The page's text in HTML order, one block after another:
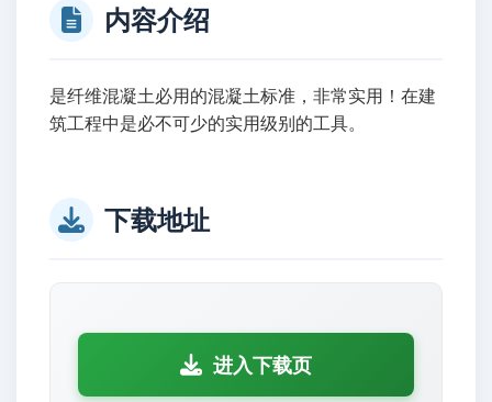
内容介绍
是纤维混凝土必用的混凝土标准，非常实用！在建
筑工程中是必不可少的实用级别的工具。
下载地址
进入下载页